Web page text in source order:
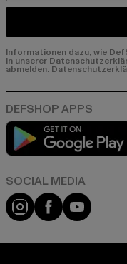
Informationen dazu, wie
in unserer
abmelden.
Instagram
Facebook